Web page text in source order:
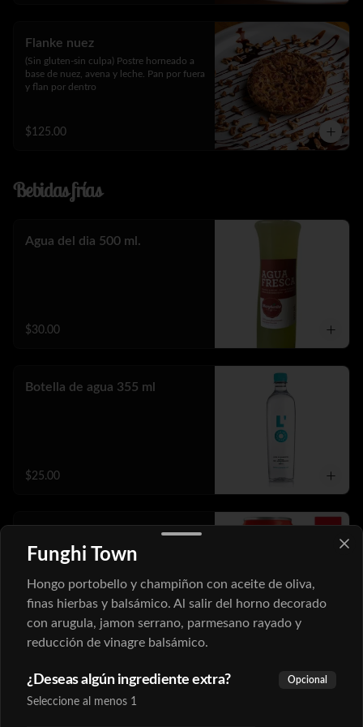
Flanke nuez
(Sin gluten-sin culpa) Postre horneado a
base de nuez, avena y leche. Pan por fuera
y flan por dentro
$125.00
Bebidas frías
Agua del dia 500 ml.
$30.00
Botella de agua 355 ml
$25.00
$35.00
Soda italiana 355 ml.
Funghi Town
Hongo portobello y champiñon con aceite de oliva,
finas hierbas y balsámico. Al salir del horno decorado
con arugula, jamon serrano, parmesano rayado y
reducción de vinagre balsámico.
¿Deseas algún ingrediente extra? Opcional
Seleccione al menos 1